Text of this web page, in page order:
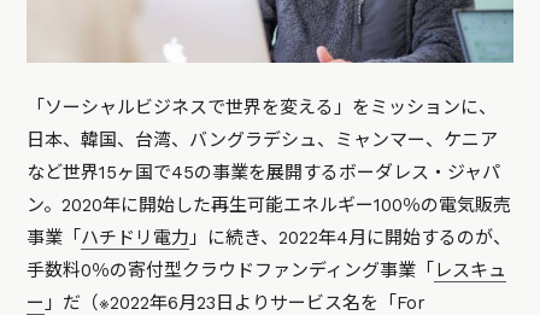
「ソーシャルビジネスで世界を変える」をミッションに、
日本、韓国、台湾、バングラデシュ、ミャンマー、ケニア
など世界15ヶ国で45の事業を展開するボーダレス・ジャパ
ン。2020年に開始した再生可能エネルギー100％の電気販売
事業「 ハチドリ電力 」に続き、2022年4月に開始するのが、
手数料0％の寄付型クラウドファンディング事業「 レスキュ
ー 」だ（※2022年6月23日よりサービス名を「For